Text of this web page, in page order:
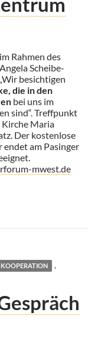
Rahmen des
Scheibe-
besichtigen
die in den
bei uns im
sind“. Treffpunkt
Kirche Maria
Der kostenlose
am Pasinger
mwest.de
KOOPERATION ,